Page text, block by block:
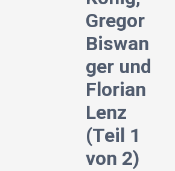
Gregor
Biswan
ger und
Florian
Lenz
(Teil 1
von 2)